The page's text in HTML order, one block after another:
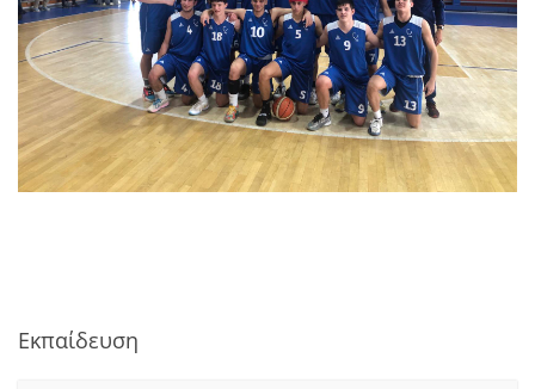
Εκπαίδευση